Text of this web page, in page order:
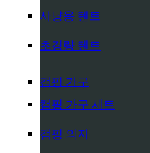
사냥용 텐트
초경량 텐트
캠핑 가구
캠핑 가구 세트
캠핑 의자